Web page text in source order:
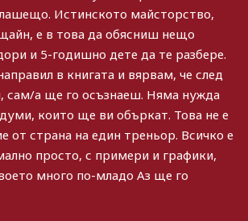
Истинското майсторство,
е в това да обясниш нещо
и 5-годишно дете да те разбере.
в книгата и вярвам, че след
сам/а ще го осъзнаеш. Няма нужда
които ще ви объркат. Това не е
от страна на един треньор. Всичко е
просто, с примери и графики,
много по-младо Аз ще го